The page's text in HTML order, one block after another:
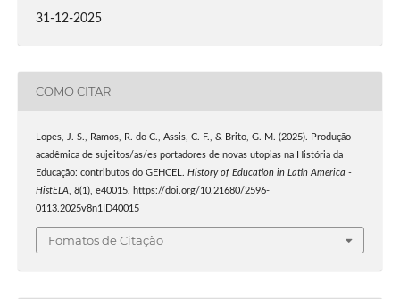
31-12-2025
COMO CITAR
Lopes, J. S., Ramos, R. do C., Assis, C. F., & Brito, G. M. (2025). Produção
acadêmica de sujeitos/as/es portadores de novas utopias na História da
Educação: contributos do GEHCEL. History of Education in Latin America -
HistELA, 8(1), e40015. https://doi.org/10.21680/2596-
0113.2025v8n1ID40015
Fomatos de Citação